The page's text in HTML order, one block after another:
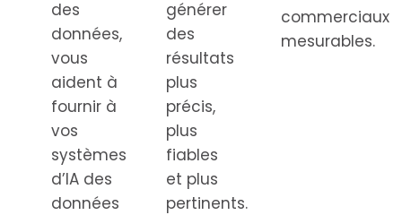
des
données,
vous
aident à
fournir à
vos
systèmes
d’IA des
données
générer
des
résultats
plus
précis,
plus
fiables
et plus
pertinents.
commerciaux
mesurables.